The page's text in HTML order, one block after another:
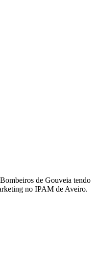
de Gouveia tendo
no IPAM de Aveiro.